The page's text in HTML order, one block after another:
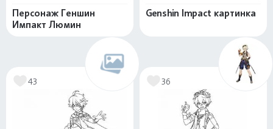
Персонаж Геншин
Импакт Люмин
Genshin Impact картинка
43 36